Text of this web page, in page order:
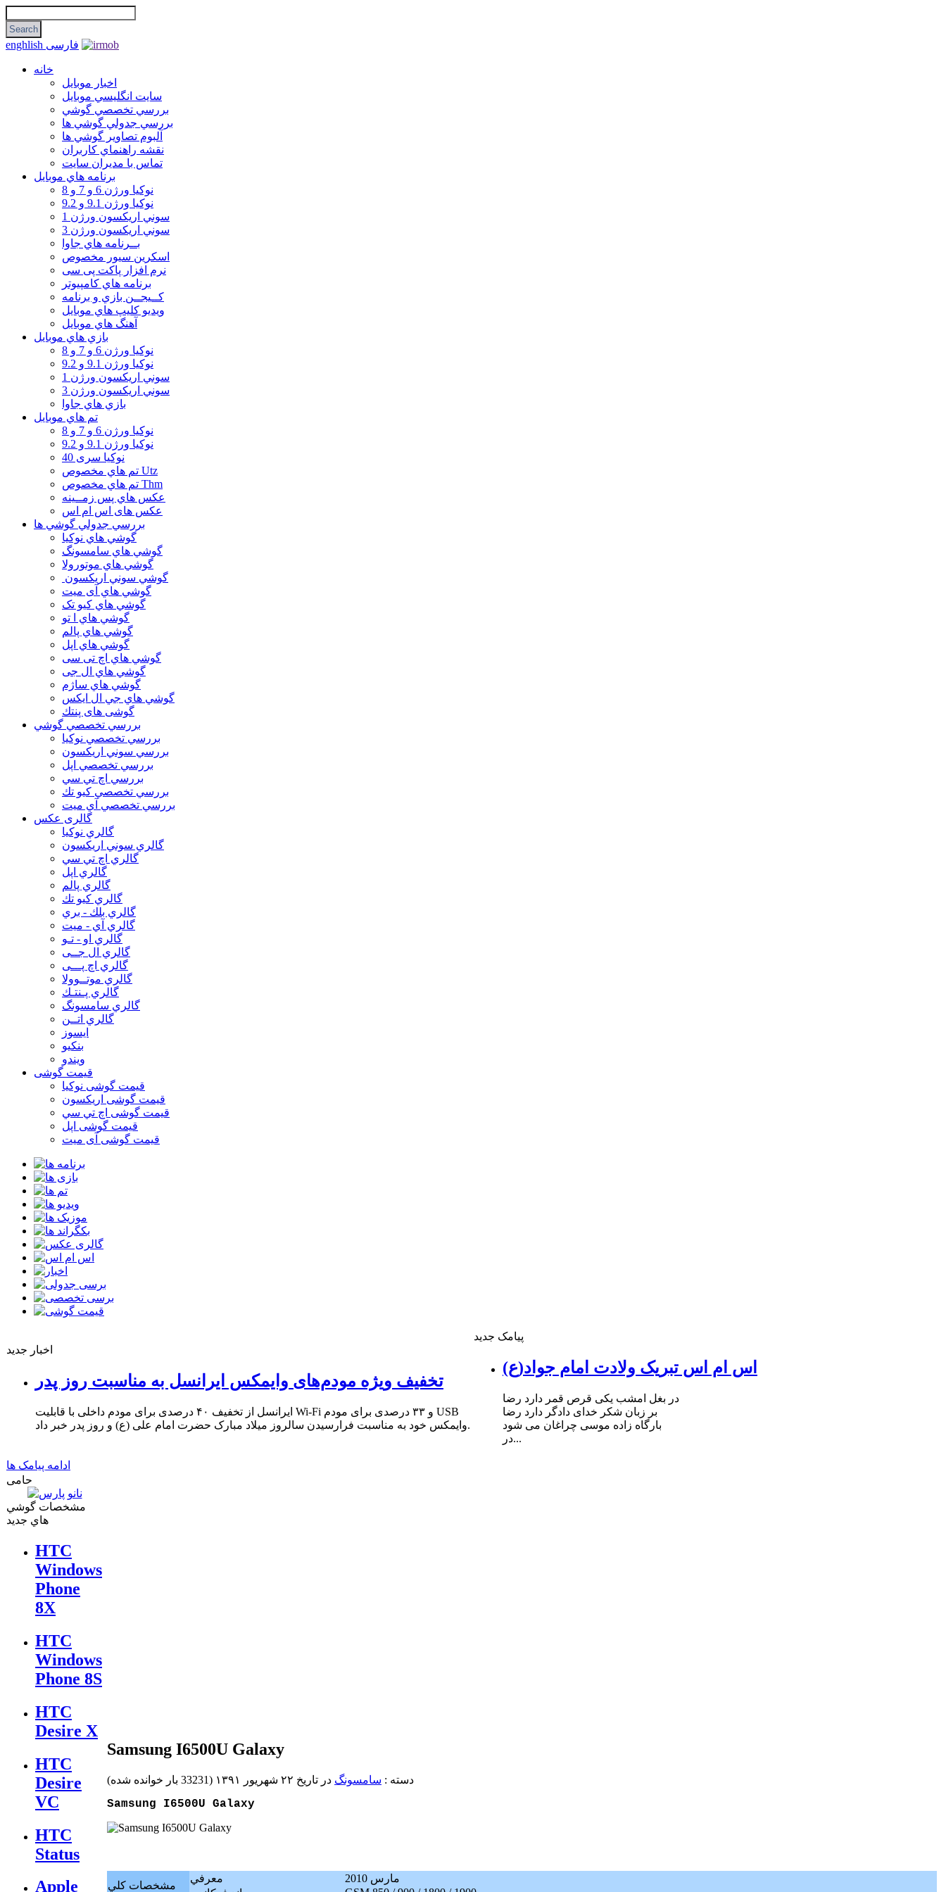
enghlish فارسی
خانه
اخبار موبایل
سايت انگليسي موبايل
بررسي تخصصي گوشي
بررسي جدولي گوشي ها
آلبوم تصاوير گوشي ها
نقشه راهنماي كاربران
تماس با مديران سايت
برنامه هاي موبايل
نوکیا ورژن 6 و 7 و 8
نوکیا ورژن 9.1 و 9.2
سوني اريكسون ورژن 1
سوني اريكسون ورژن 3
بــرنامه هاي جاوا
اسكرين سيور مخصوص
نرم افزار پاکت پی سی
برنامه هاي كامپيوتر
كــيجــن بازي و برنامه
ويديو كليپ هاي موبايل
آهنگ هاي موبايل
بازي هاي موبايل
نوكيا ورژن 6 و 7 و 8
نوكيا ورژن 9.1 و 9.2
سوني اريكسون ورژن 1
سوني اريكسون ورژن 3
بازي هاي جاوا
تم هاي موبايل
نوكيا ورژن 6 و 7 و 8
نوكيا ورژن 9.1 و 9.2
نوکیا سری 40
تم هاي مخصوص Utz
تم هاي مخصوص Thm
عكس هاي پس زمــينه
عكس های اس ام اس
بررسي جدولي گوشي ها
گوشي هاي نوكيا
گوشي هاي سامسونگ
گوشي هاي موتورولا
گوشي سوني اريكسون
گوشي هاي آی میت
گوشي هاي کیو تک
گوشي هاي ا تو
گوشي هاي پالم
گوشي هاي اپل
گوشي هاي اچ تی سی
گوشي هاي ال جی
گوشي هاي ساژم
گوشي هاي جي ال ايكس
گوشی های پنتك
بررسي تخصصي گوشي
بررسي تخصصي نوكيا
بررسي سوني اريكسون
بررسي تخصصي اپل
بررسي اچ تي سي
بررسي تخصصي كيو تك
بررسي تخصصي آي ميت
گالری عکس
گالري نوكيا
گالري سوني اريكسون
گالري اچ تي سي
گالري اپل
گالري پالم
گالري كيو تك
گالري بلك - بري
گالري آي - ميت
گالري او - تـو
گالري ال جــی
گالري اچ پـــی
گالري موتــوولا
گالري پـنتـك
گالري سامسونگ
گالري اتــن
ایسوز
بنکیو
ویندو
قیمت گوشی
قیمت گوشی نوكيا
قیمت گوشی اريكسون
قیمت گوشی اچ تي سي
قیمت گوشی اپل
قیمت گوشی آی میت
اخبار جدید
تخفیف ویژه مودم‌های وایمکس ایرانسل به مناسبت روز پدر
ایرانسل از تخفیف ۴۰ درصدی برای مودم داخلی با قابلیت Wi-Fi و ۳۳ درصدی برای مودم USB
وایمکس خود به مناسبت فرارسیدن سالروز میلاد مبارک حضرت امام علی (ع) و روز پدر خبر داد.
پیامک جدید
اس ام اس تبریک ولادت امام جواد(ع)
در بغل امشب یکى قرص قمر دارد رضا
بر زبان شکر خداى دادگر دارد رضا
بارگاه زاده موسى چراغان مى شود
در...
ادامه پیامک ها
حامی
مشخصات گوشي
هاي جديد
HTC
Windows
Phone
8X
HTC
Windows
Phone 8S
HTC
Desire X
HTC
Desire
VC
HTC
Status
Apple
Samsung I6500U Galaxy
دسته : سامسونگ در تاريخ ۲۲ شهریور ۱۳۹۱ (33231 بار خوانده شده )
Samsung I6500U Galaxy
مشخصات كلي
معرفي
مارس 2010